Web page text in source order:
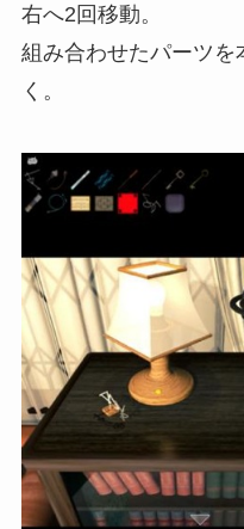
右へ2回移動。
組み合わせたパーツ
く。